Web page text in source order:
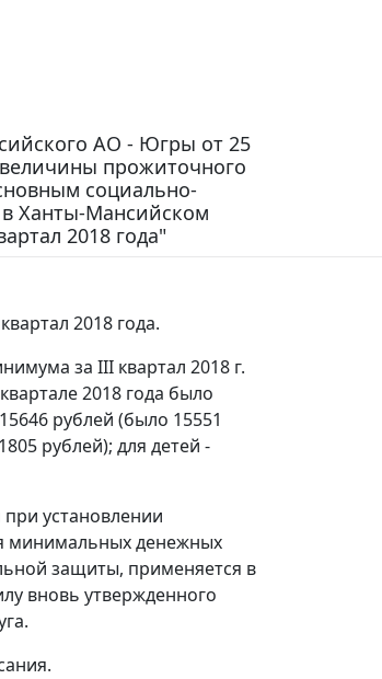
АО - Югры от 25
прожиточного
социально-
Ханты-Мансийском
2018 года"
2018 года.
за III квартал 2018 г.
2018 года было
рублей (было 15551
рублей); для детей -
установлении
минимальных денежных
защиты, применяется в
вновь утвержденного